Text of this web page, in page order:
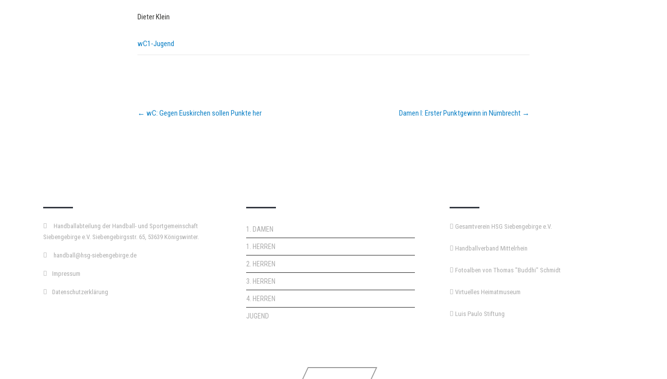
Dieter Klein
wC1-Jugend
Post
navigation
← wC: Gegen Euskirchen sollen Punkte her Damen I: Erster Punktgewinn in Nümbrecht →
Handballabteilung der Handball- und Sportgemeinschaft
Siebengebirge e.V. Siebengebirgsstr. 65, 53639 Königswinter.
handball@hsg-siebengebirge.de
Impressum
Datenschutzerklärung
1. DAMEN
1. HERREN
2. HERREN
3. HERREN
4. HERREN
JUGEND
Gesamtverein HSG Siebengebirge e.V.
Handballverband Mittelrhein
Fotoalben von Thomas "Buddhi" Schmidt
Virtuelles Heimatmuseum
Luis Paulo Stiftung